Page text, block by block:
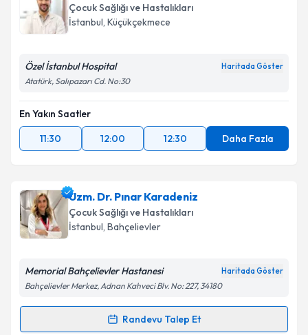
Çocuk Sağlığı ve Hastalıkları
İstanbul, Küçükçekmece
Özel İstanbul Hospital Haritada Göster
Atatürk, Salıpazarı Cd. No:30
En Yakın Saatler
11:30
12:00 12:30 Daha Fazla
Uzm. Dr. Pınar Karadeniz
Çocuk Sağlığı ve Hastalıkları
İstanbul, Bahçelievler
Memorial Bahçelievler Hastanesi Haritada Göster
Bahçelievler Merkez, Adnan Kahveci Blv. No: 227, 34180
Randevu Talep Et
Randevu Takvimi Talebi